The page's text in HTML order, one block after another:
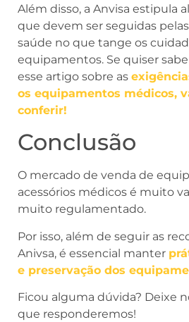
Além disso, a Anvisa estipula
que devem ser seguidas
saúde no que tange os
equipamentos. Se quiser
esse artigo sobre as
os equipamentos médicos,
conferir!
Conclusão
O mercado de venda de
acessórios médicos é muito
muito regulamentado.
Por isso, além de seguir as
Anivsa, é essencial manter
e preservação dos
Ficou alguma dúvida? Deixe
que responderemos!